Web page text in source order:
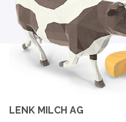
LENK MILCH AG